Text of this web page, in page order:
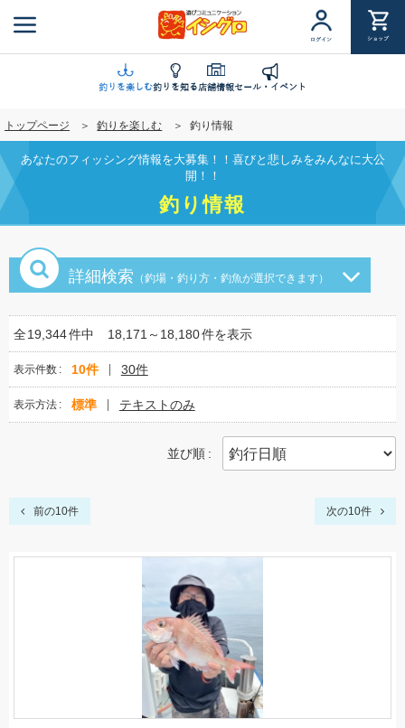
ン
に
移
動
ログイン ショップ
釣りを楽しむ釣りを知る店舗情報セール・イベント
トップページ 釣りを楽しむ 釣り情報
あなたのフィッシング情報を大募集！！喜びと悲しみをみんなに大公
開！！
釣り情報
詳細検索 （釣場・釣り方・釣魚が選択できます）
全19,344件中 18,171～18,180件を表示
表示件数 10件 30件
表示方法 標準 テキストのみ
並び順
前の10件 次の10件